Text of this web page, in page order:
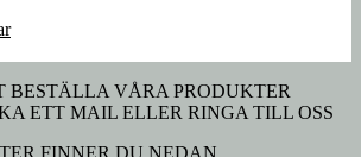
BESTÄLLA VÅRA PRODUKTER
ETT MAIL ELLER RINGA TILL OSS
FINNER DU NEDAN